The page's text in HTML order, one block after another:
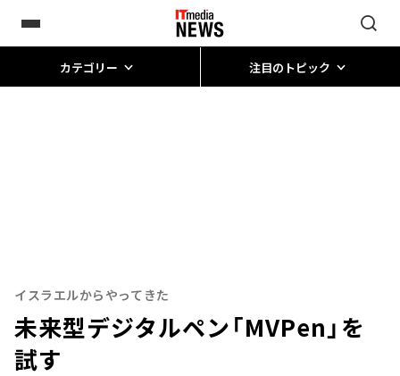
カテゴリー 注目のトピック
イスラエルからやってきた
未来型デジタルペン「MVPen」を
試す